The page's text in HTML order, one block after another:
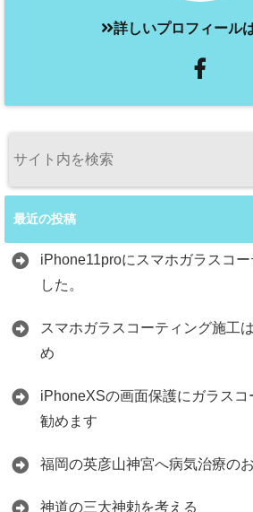
詳しいプロフィール
最近の投稿
iPhone11proにスマホガラスコ
した。
スマホガラスコーティング施工
め
iPhoneXSの画面保護にガラス
勧めます
福岡の英彦山神宮へ病気治療の
神道の三大神勅を考える